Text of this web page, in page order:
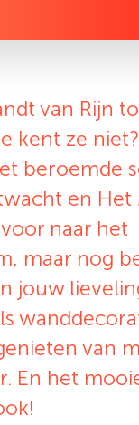
van Rijn
kent ze
beroemde
en Het
naar het
maar nog
jouw
van
En het